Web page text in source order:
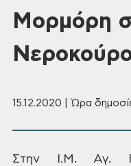
Μορμόρη
15.12.2020 | Ώρα
Στην Ι.Μ. Αγ.